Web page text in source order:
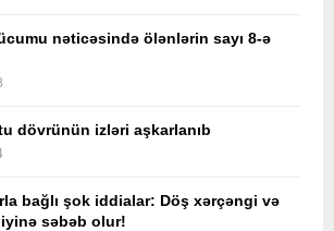
nəticəsində ölənlərin sayı 8-ə
dövrünün izləri aşkarlanıb
bağlı şok iddialar: Döş xərçəngi və
səbəb olur!